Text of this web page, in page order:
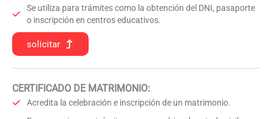
Se utiliza para trámites como la obtención del DNI, pasaporte
o inscripción en centros educativos.
solicitar
CERTIFICADO DE MATRIMONIO:
Acredita la celebración e inscripción de un matrimonio.